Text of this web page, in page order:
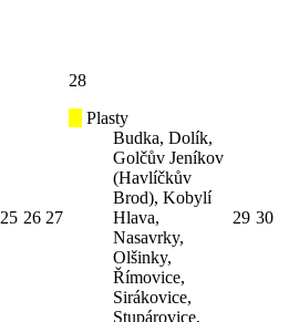
25 26 27
28
Plasty
Budka, Dolík,
Golčův Jeníkov
(Havlíčkův
Brod), Kobylí
Hlava,
Nasavrky,
Olšinky,
Římovice,
Sirákovice,
Stupárovice,
29 30